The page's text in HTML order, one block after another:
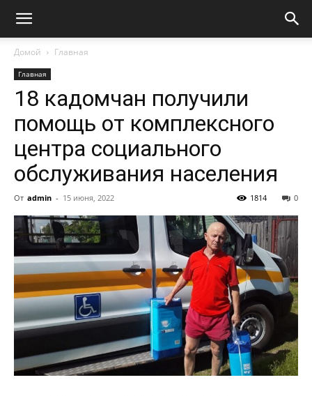
Домой Главная
Главная
18 кадомчан получили
помощь от комплексного
центра социального
обслуживания населения
От admin - 15 июня, 2022 0
1814